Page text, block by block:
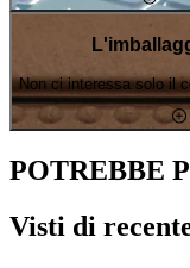
Non ci interessa solo il
POTREBBE
Visti di